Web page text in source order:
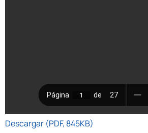
Descargar (PDF, 845KB)